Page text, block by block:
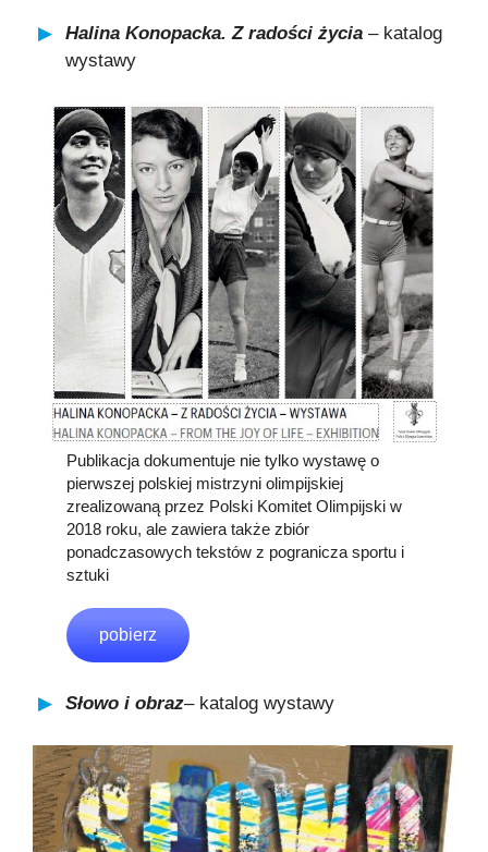
Halina Konopacka. Z radości życia – katalog
wystawy
Publikacja dokumentuje nie tylko wystawę o
pierwszej polskiej mistrzyni olimpijskiej
zrealizowaną przez Polski Komitet Olimpijski w
2018 roku, ale zawiera także zbiór
ponadczasowych tekstów z pogranicza sportu i
sztuki
pobierz
Słowo i obraz– katalog wystawy